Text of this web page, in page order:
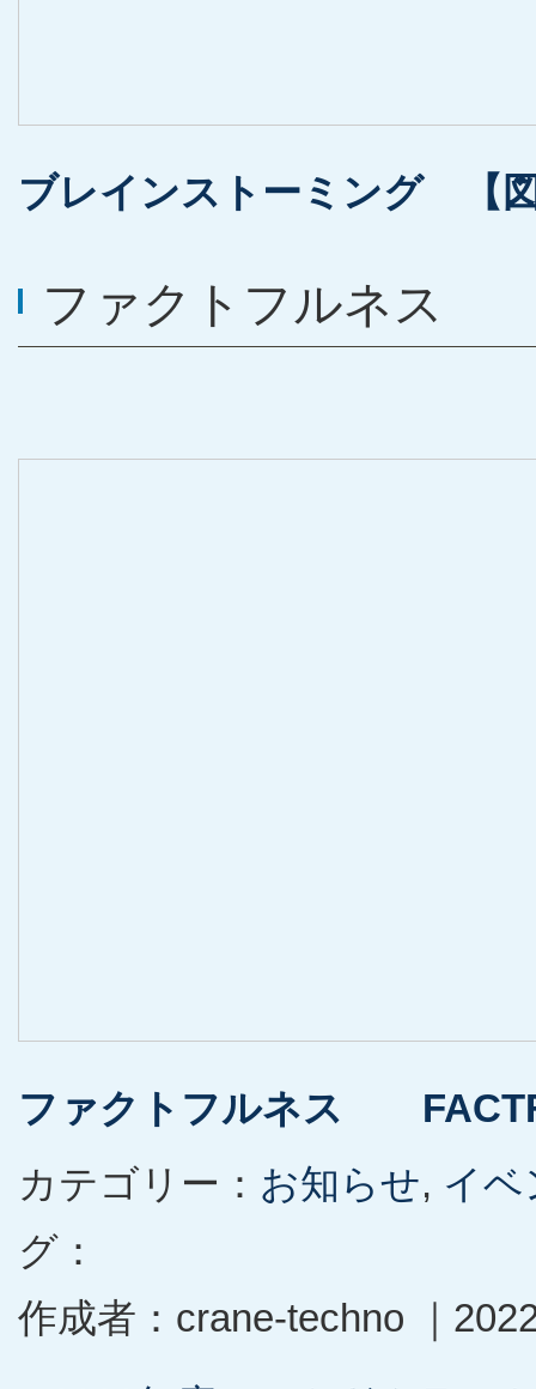
ブレインストーミング 【
ファクトフルネス
ファクトフルネス
カテゴリー： お知らせ, イベ
グ：
作成者：crane-techno ｜